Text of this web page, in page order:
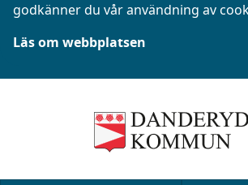
godkänner du vår användning av
Läs om webbplatsen